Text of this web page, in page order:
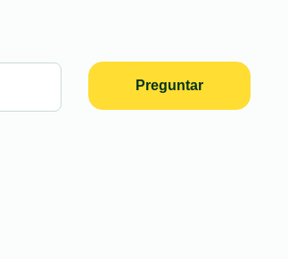
Preguntar